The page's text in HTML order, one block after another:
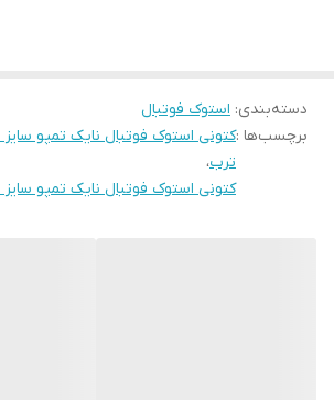
دسته‌بندی: استوک فوتبال
برچسب‌ها :
ترب،
کتونی استوک فوتبال نایک تمپو سایز ۴۰ تا ۴۵ NikeTempo